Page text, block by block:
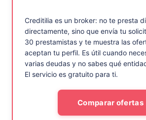
Creditilia es un broker: no te presta
directamente, sino que envía tu
30 prestamistas y te muestra las
aceptan tu perfil. Es útil cuando
varias deudas y no sabes qué
El servicio es gratuito para ti.
Comparar ofertas